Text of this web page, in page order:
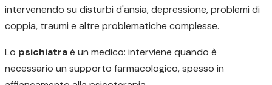
intervenendo su disturbi d'ansia, depressione, problemi di
coppia, traumi e altre problematiche complesse.
Lo psichiatraè un medico: interviene quando è
necessario un supporto farmacologico, spesso in